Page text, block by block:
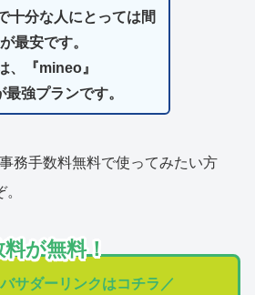
十分な人にとっては間
最安です。
、『mineo』
強プランです。
務手数料無料で使ってみたい方
が無料！
サダーリンクはコチラ／